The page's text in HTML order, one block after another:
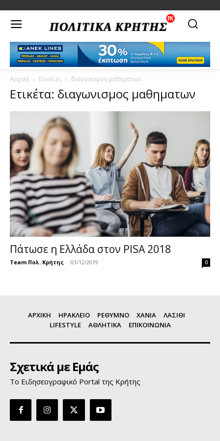
Αρχική Ετικέτες διαγωνισμος μαθηματων
Ετικέτα: διαγωνισμος μαθηματων
Πάτωσε η Ελλάδα στον PISA 2018
Team Πολ. Κρήτης - 03/12/2019 0
ΑΡΧΙΚΗ ΗΡΑΚΛΕΙΟ ΡΕΘΥΜΝΟ ΧΑΝΙΑ
ΛΑΣΙΘΙ
LIFESTYLE
ΑΘΛΗΤΙΚΑ ΕΠΙΚΟΙΝΩΝΙΑ
Σχετικά με Εμάς
Το Ειδησεογραφικό Portal της Κρήτης